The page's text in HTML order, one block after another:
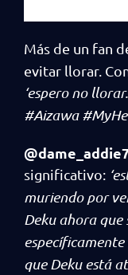
Más de un fan
evitar llorar.
‘espero no
#Aizawa
significativo:
muriendo por
Deku ahora que
específicamente
que Deku está